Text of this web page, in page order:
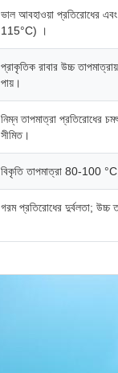
ভাল আবহাওয়া প্রতিরোধের
115°C) ।
প্রাকৃতিক রাবার উচ্চ
পায়।
নিম্ন তাপমাত্রা প্রতিরোধের
সীমিত।
বিকৃতি তাপমাত্রা 80-100
গরম প্রতিরোধের দুর্বলতা; উচ্চ